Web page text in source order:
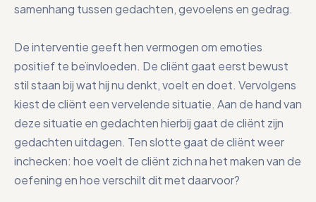
samenhang tussen gedachten, gevoelens en gedrag.
De interventie geeft hen vermogen om emoties
positief te beïnvloeden. De cliënt gaat eerst bewust
stil staan bij wat hij nu denkt, voelt en doet. Vervolgens
kiest de cliënt een vervelende situatie. Aan de hand van
deze situatie en gedachten hierbij gaat de cliënt zijn
gedachten uitdagen. Ten slotte gaat de cliënt weer
inchecken: hoe voelt de cliënt zich na het maken van de
oefening en hoe verschilt dit met daarvoor?